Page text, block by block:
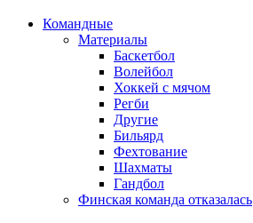
Командные
Материалы
Баскетбол
Волейбол
Хоккей с мячом
Регби
Другие
Бильярд
Фехтование
Шахматы
Гандбол
Финская команда отказалась